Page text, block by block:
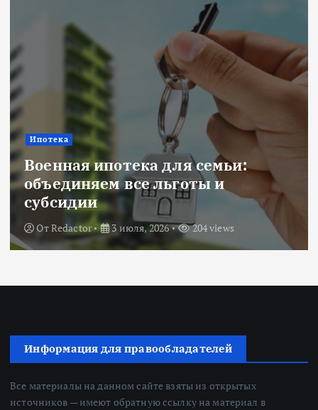
Новости
Title: ИИ в финансовом секторе:
оценка рисков и выбор банка
ОтRedactor 18 июня, 2026 224 views
Информация для правообладателей
Все материалы на данном сайте взяты из открытых
источников — имеют обратную ссылку на материал в